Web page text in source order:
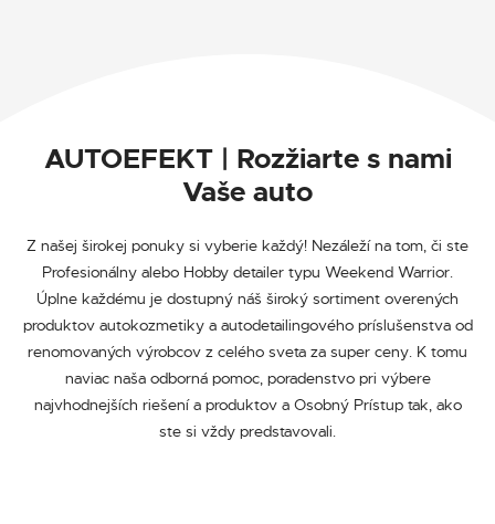
AUTOEFEKT | Rozžiarte s nami
Vaše auto
Z našej širokej ponuky si vyberie každý! Nezáleží na tom, či ste
Profesionálny alebo Hobby detailer typu Weekend Warrior.
Úplne každému je dostupný náš široký sortiment overených
produktov autokozmetiky a autodetailingového príslušenstva od
renomovaných výrobcov z celého sveta za super ceny. K tomu
naviac naša odborná pomoc, poradenstvo pri výbere
najvhodnejších riešení a produktov a Osobný Prístup tak, ako
ste si vždy predstavovali.